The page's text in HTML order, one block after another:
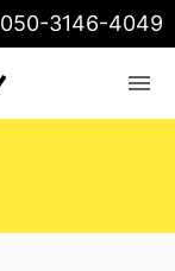
050-3146-4049
menu